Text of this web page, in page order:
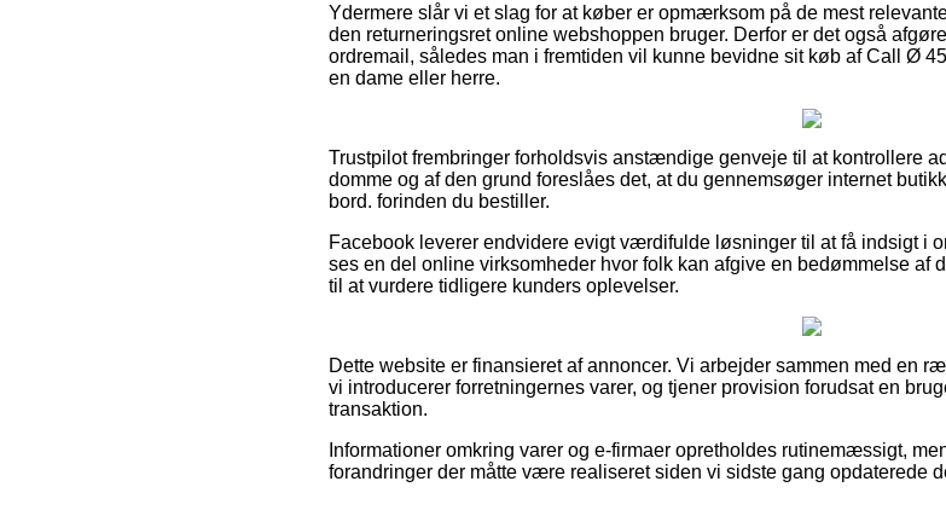
Ydermere slår vi et slag for at køber er opmærksom på de mest
den returneringsret online webshoppen bruger. Derfor er det også
ordremail, således man i fremtiden vil kunne bevidne sit køb af Call Ø
en dame eller herre.
Trustpilot frembringer forholdsvis anstændige genveje til at kontrollere
domme og af den grund foreslåes det, at du gennemsøger internet
bord. forinden du bestiller.
Facebook leverer endvidere evigt værdifulde løsninger til at få indsigt i
ses en del online virksomheder hvor folk kan afgive en bedømmelse af
til at vurdere tidligere kunders oplevelser.
Dette website er finansieret af annoncer. Vi arbejder sammen med en
vi introducerer forretningernes varer, og tjener provision forudsat en
transaktion.
Informationer omkring varer og e-firmaer opretholdes rutinemæssigt,
forandringer der måtte være realiseret siden vi sidste gang opdaterede